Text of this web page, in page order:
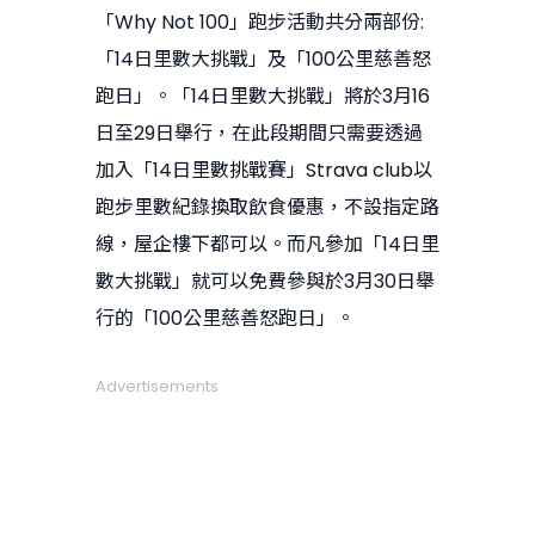
「Why Not 100」跑步活動共分兩部份:
「14日里數大挑戰」及「100公里慈善怒
跑日」。「14日里數大挑戰」將於3月16
日至29日舉行，在此段期間只需要透過
加入「14日里數挑戰賽」Strava club以
跑步里數紀錄換取飲食優惠，不設指定路
線，屋企樓下都可以。而凡參加「14日里
數大挑戰」就可以免費參與於3月30日舉
行的「100公里慈善怒跑日」。
Advertisements